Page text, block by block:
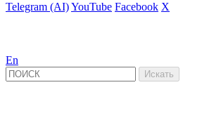
Telegram (AI)YouTube Facebook X
En